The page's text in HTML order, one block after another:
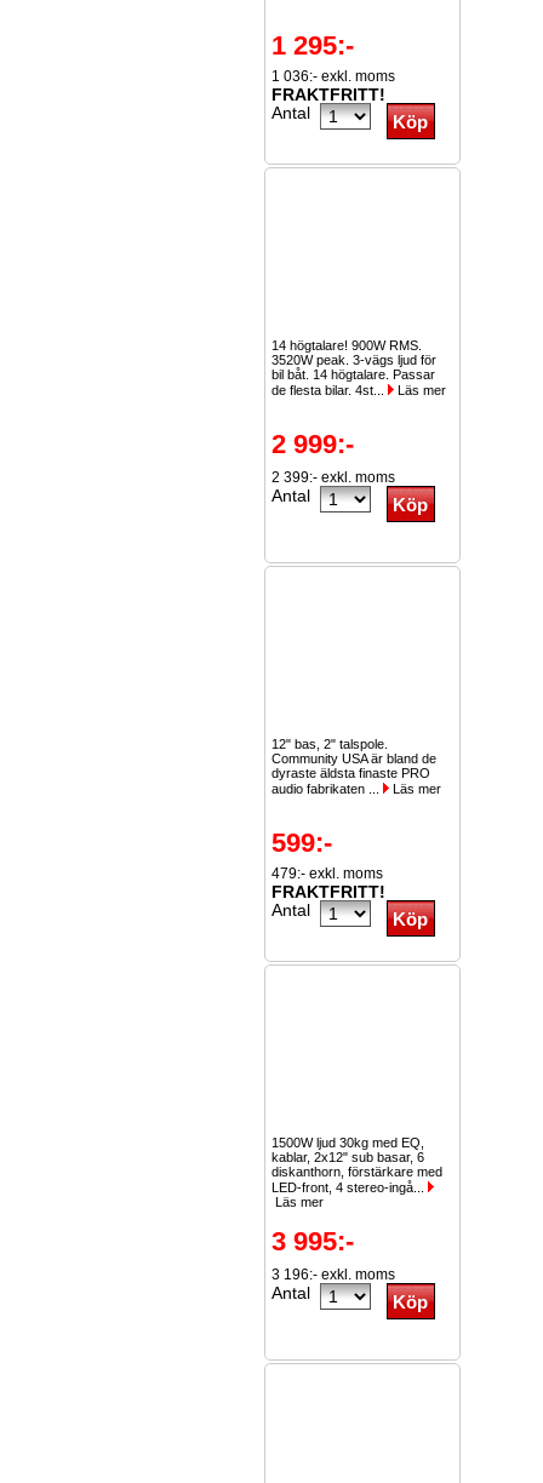
1 295:-
1 036:- exkl. moms
FRAKTFRITT!
Antal
14 högtalare! 900W RMS.
3520W peak. 3-vägs ljud för
bil båt. 14 högtalare. Passar
de flesta bilar. 4st...
Läs mer
2 999:-
2 399:- exkl. moms
Antal
12" bas, 2" talspole.
Community USA är bland de
dyraste äldsta finaste PRO
audio fabrikaten ...
Läs mer
599:-
479:- exkl. moms
FRAKTFRITT!
Antal
1500W ljud 30kg med EQ,
kablar, 2x12" sub basar, 6
diskanthorn, förstärkare med
LED-front, 4 stereo-ingå...
Läs mer
3 995:-
3 196:- exkl. moms
Antal